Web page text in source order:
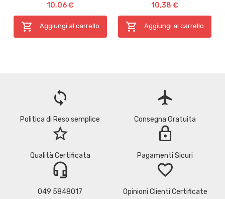
10,06 €
 Aggiungi al carrello
10,38 €
 Aggiungi al carrello
loop
Politica di Reso semplice
flight
Consegna Gratuita
star_border
Qualità Certificata
lock
Pagamenti Sicuri
headset_mic
049 5848017
favorite_border
Opinioni Clienti Certificate